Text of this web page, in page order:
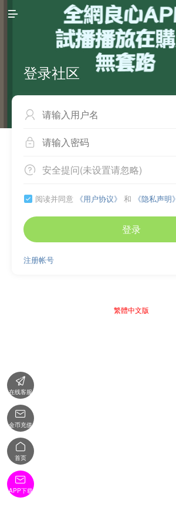

登录社区


 安全提问(未设置请忽略)
 阅读并同意 《用户协议》 和 《隐私声明》
登录
注册帐号
繁體中文版

在线客服

金币充值

首页

APP下载